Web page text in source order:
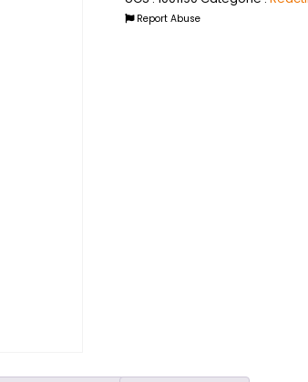
Report Abuse